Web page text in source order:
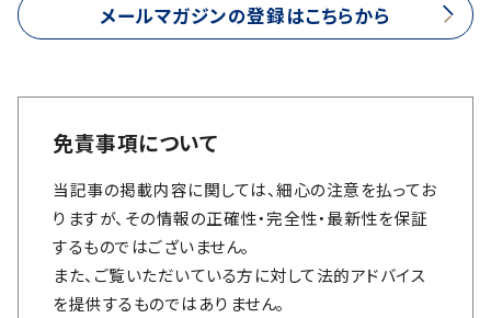
メールマガジンの登録はこちらから
免責事項について
当記事の掲載内容に関しては、細心の注意を払ってお
りますが、その情報の正確性・完全性・最新性を保証
するものではございません。
また、ご覧いただいている方に対して法的アドバイス
を提供するものではありません。